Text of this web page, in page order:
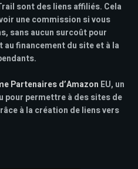
sont des liens affiliés. Cela
une commission si vous
sans aucun surcoût pour
financement du site et à la
Partenaires d’Amazon EU, un
pour permettre à des sites de
à la création de liens vers